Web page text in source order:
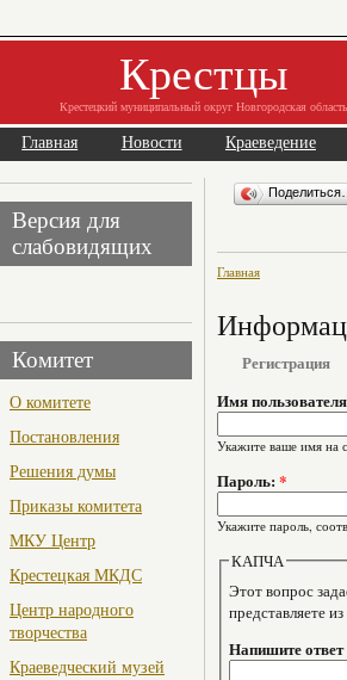
Крестцы
Крестецкий муниципальный округ Новгородская область
Главная Новости Краеведение
Версия для
слабовидящих
Комитет
О комитете
Постановления
Решения думы
Приказы комитета
МКУ Центр
Крестецкая МКДС
Центр народного
творчества
Краеведческий музей
Поделиться…
Главная
Регистрация
Имя
Укажите ваше имя на
Пароль: *
Укажите пароль,
КАПЧА
Этот вопрос
представляете
Напишите